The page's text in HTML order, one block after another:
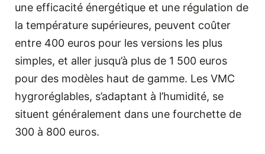
une efficacité énergétique et une régulation de
la température supérieures, peuvent coûter
entre 400 euros pour les versions les plus
simples, et aller jusqu’à plus de 1 500 euros
pour des modèles haut de gamme. Les VMC
hygroréglables, s’adaptant à l’humidité, se
situent généralement dans une fourchette de
300 à 800 euros.